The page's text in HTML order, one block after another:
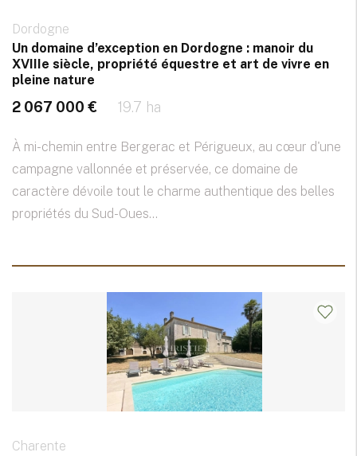
Dordogne
Un domaine d’exception en Dordogne : manoir du
XVIIIe siècle, propriété équestre et art de vivre en
pleine nature
2 067 000 € 19.7 ha
À mi-chemin entre Bergerac et Périgueux, au cœur d'une
campagne vallonnée et préservée, ce domaine de
caractère dévoile tout le charme authentique des belles
propriétés du Sud-Oues...
Charente